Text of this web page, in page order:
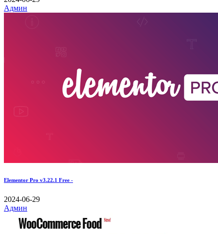
Админ
Elementor Pro v3.22.1 Free -
2024-06-29
Админ